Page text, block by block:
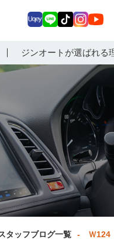
ジンオートが選ばれる
ey E
Tokagr
am
uT
ub
タッフブログ一覧 Ｗ124